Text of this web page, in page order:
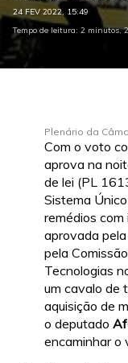
24 FEV 2022, 15:49
Tempo de leitura: 2 minutos,
Plenário da
Com o voto
aprova na
de lei (PL
Sistema
remédios
aprovada
pela
Tecnologias
um cavalo de
aquisição de
o deputado
encaminhar o